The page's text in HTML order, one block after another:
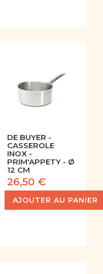
DE BUYER -
CASSEROLE
INOX -
PRIM'APPETY - Ø
12 CM
26,50 €
AJOUTER AU PANIER